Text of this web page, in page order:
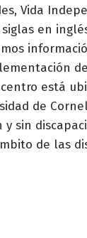
Vida
en
está
de
sin
de las